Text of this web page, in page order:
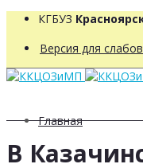
КГБУЗ
Версия для
Главная
В